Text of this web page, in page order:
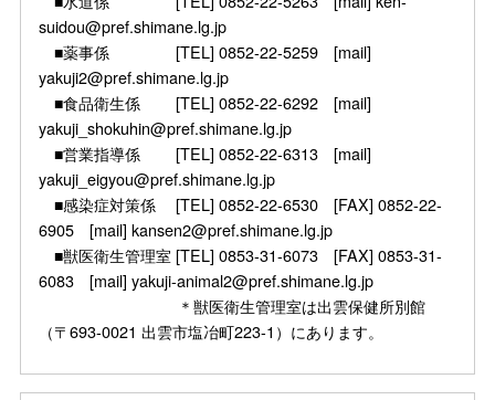
suidou@pref.shimane.lg.jp
■薬事係 [TEL] 0852-22-5259 [mail]
yakuji2@pref.shimane.lg.jp
■食品衛生係 [TEL] 0852-22-6292 [mail]
yakuji_shokuhin@pref.shimane.lg.jp
■営業指導係 [TEL] 0852-22-6313 [mail]
yakuji_eigyou@pref.shimane.lg.jp
■感染症対策係 [TEL] 0852-22-6530 [FAX] 0852-22-
6905 [mail] kansen2@pref.shimane.lg.jp
■獣医衛生管理室 [TEL] 0853-31-6073 [FAX] 0853-31-
6083 [mail] yakuji-animal2@pref.shimane.lg.jp
＊獣医衛生管理室は出雲保健所別館
（〒693-0021 出雲市塩冶町223-1）にあります。